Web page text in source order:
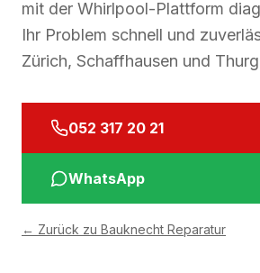
mit der Whirlpool-Plattform
Ihr Problem schnell und
Zürich, Schaffhausen und
052 317 20 21
WhatsApp
← Zurück zu Bauknecht Reparatur